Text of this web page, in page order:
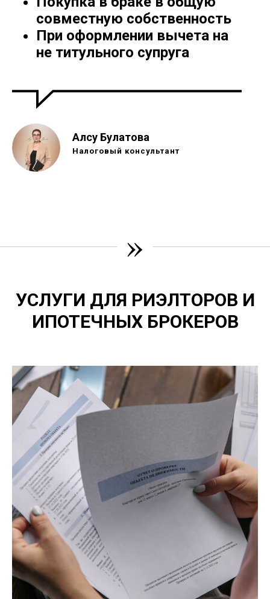
совместную собственность
При оформлении вычета на
не титульного супруга
Алсу Булатова
Налоговый консультант
»
УСЛУГИ ДЛЯ РИЭЛТОРОВ И
ИПОТЕЧНЫХ БРОКЕРОВ